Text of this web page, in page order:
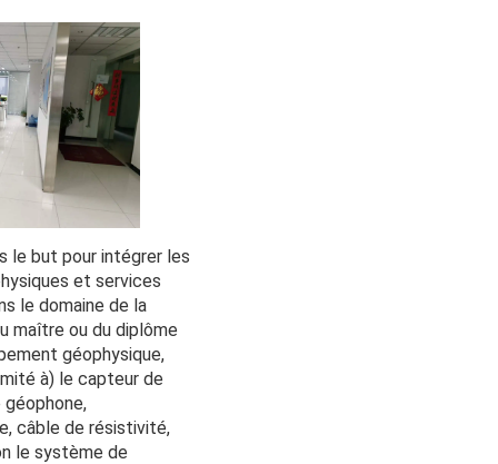
le but pour intégrer les
et services
le domaine de la
maître ou du diplôme
géophysique,
à) le capteur de
câble de résistivité,
le système de